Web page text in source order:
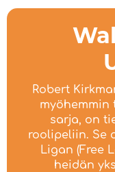
Robert
myöhemmin
sarja, on
roolipeliin. Se
Ligan (Free
heidän